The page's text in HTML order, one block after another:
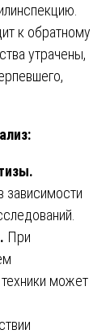
к обратному
утрачены,
зависимости
При
может